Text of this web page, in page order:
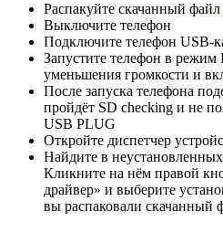
Распакуйте скачанный файл
Выключите телефон
Подключите телефон USB-
Запустите телефон в
уменьшения громкости и
После запуска телефона
пройдёт SD cheсking и не
USB PLUG
Откройте диспетчер
Найдите в
Кликните на нём правой
драйвер» и выберите
вы распаковали скачанный